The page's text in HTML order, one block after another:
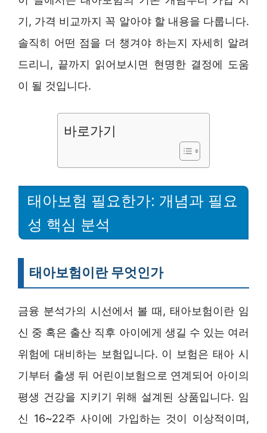
기, 가격 비교까지 꼭 알아야 할 내용을 다룹니다.
솔직히 어떤 점을 더 챙겨야 하는지 자세히 알려
드리니, 끝까지 읽어보시면 현명한 결정에 도움
이 될 것입니다.
바로가기
태아보험 필요한가: 개념과 필요
성 핵심 분석
태아보험이란 무엇인가
금융 분석가의 시선에서 볼 때, 태아보험이란 임
신 중 혹은 출산 직후 아이에게 생길 수 있는 여러
위험에 대비하는 보험입니다. 이 보험은 태아 시
기부터 출생 뒤 어린이보험으로 연계되어 아이의
평생 건강을 지키기 위해 설계된 상품입니다. 임
신 16~22주 사이에 가입하는 것이 이상적이며,